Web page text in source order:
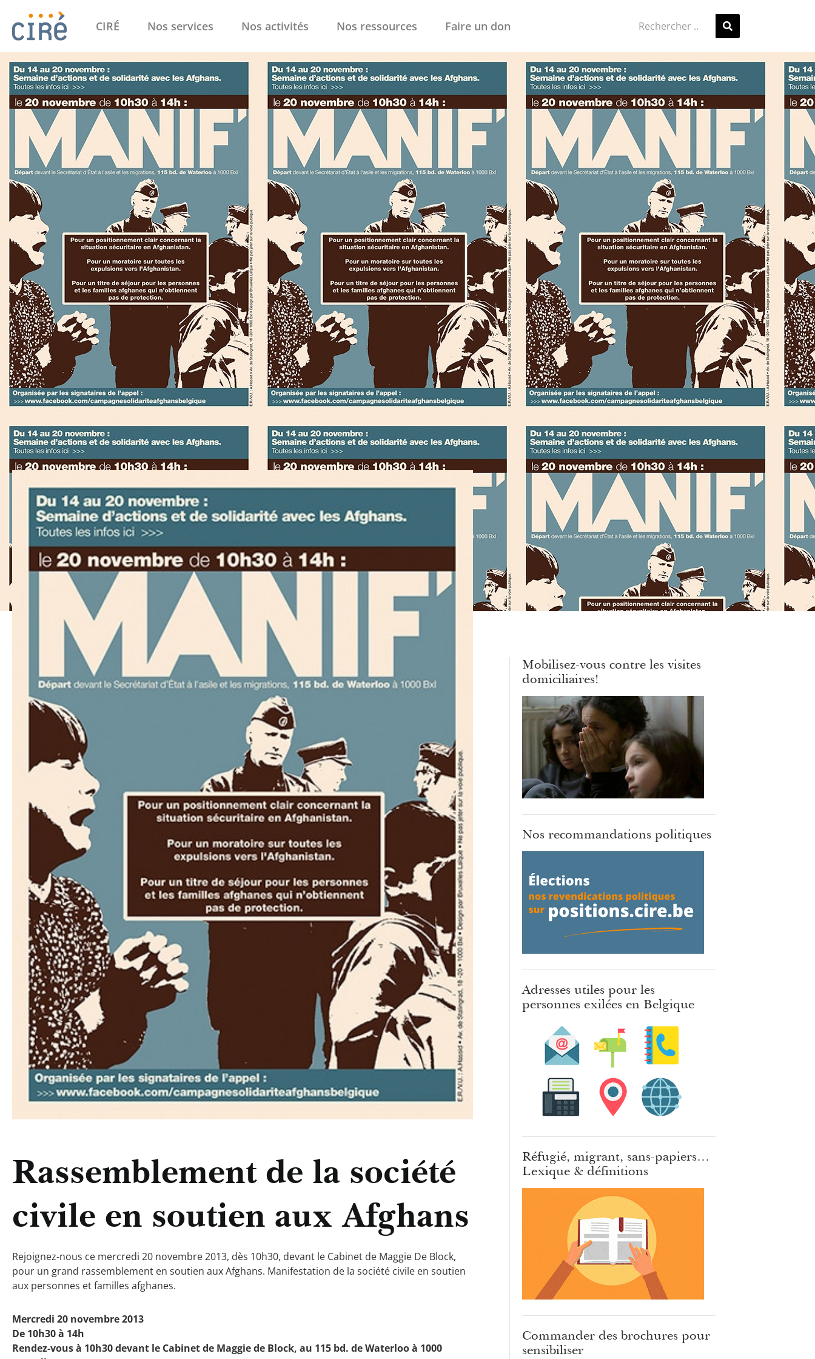
CIRÉ Nos services Nos activités Nos ressources Faire un don
Rassemblement de la société
civile en soutien aux Afghans
Rejoignez-nous ce mercredi 20 novembre 2013, dès 10h30, devant le Cabinet de Maggie De Block,
pour un grand rassemblement en soutien aux Afghans. Manifestation de la société civile en soutien
aux personnes et familles afghanes.
Mercredi 20 novembre 2013
De 10h30 à 14h
Rendez-vous à 10h30 devant le Cabinet de Maggie de Block, au 115 bd. de Waterloo à 1000
Mobilisez-vous contre les visites
domiciliaires!
Nos recommandations politiques
Adresses utiles pour les
personnes exilées en Belgique
Réfugié, migrant, sans-papiers…
Lexique & définitions
Commander des brochures pour
sensibiliser